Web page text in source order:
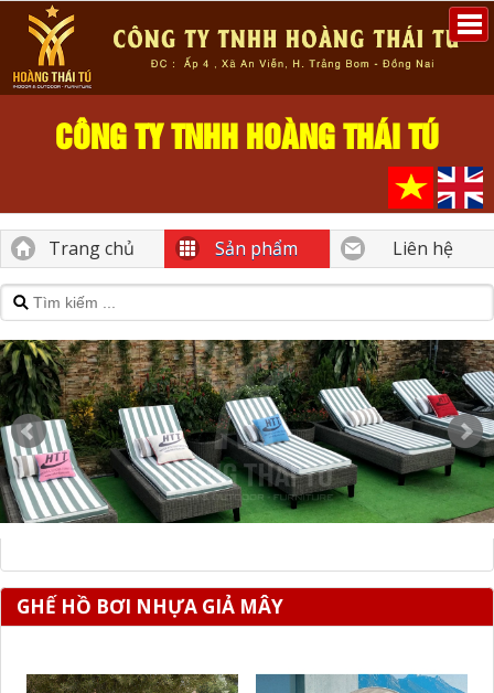
CÔNG TY TNHH HOÀNG THÁI TÚ
Trang chủ Sản phẩm Liên hệ
GHẾ HỒ BƠI NHỰA GIẢ MÂY